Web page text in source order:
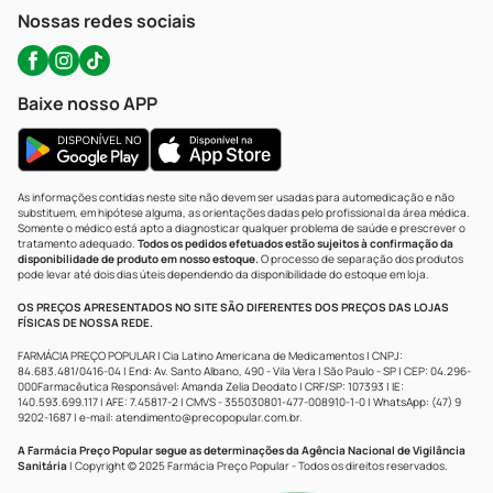
Nossas redes sociais
Baixe nosso APP
As informações contidas neste site não devem ser usadas para automedicação e não
substituem, em hipótese alguma, as orientações dadas pelo profissional da área médica.
Somente o médico está apto a diagnosticar qualquer problema de saúde e prescrever o
tratamento adequado. Todos os pedidos efetuados estão sujeitos à confirmação da
disponibilidade de produto em nosso estoque.O processo de separação dos produtos
pode levar até dois dias úteis dependendo da disponibilidade do estoque em loja.
OS PREÇOS APRESENTADOS NO SITE SÃO DIFERENTES DOS PREÇOS DAS LOJAS
FÍSICAS DE NOSSA REDE.
FARMÁCIA PREÇO POPULAR | Cia Latino Americana de Medicamentos | CNPJ:
84.683.481/0416-04 | End: Av. Santo Albano, 490 - Vila Vera | São Paulo - SP | CEP: 04.296-
000Farmacêutica Responsável: Amanda Zelia Deodato | CRF/SP: 107393 | IE:
140.593.699.117 | AFE: 7.45817-2 | CMVS - 355030801-477-008910-1-0 | WhatsApp: (47) 9
9202-1687 | e-mail: atendimento@precopopular.com.br.
A Farmácia Preço Popular segue as determinações da Agência Nacional de Vigilância
Sanitária | Copyright © 2025 Farmácia Preço Popular - Todos os direitos reservados.